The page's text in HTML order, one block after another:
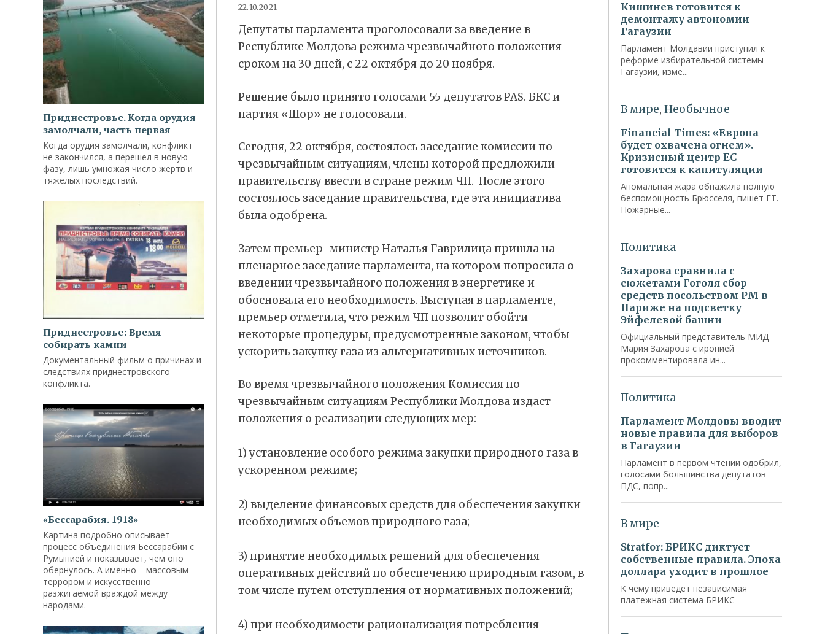
Приднестровье. Когда орудия
замолчали, часть первая
Когда орудия замолчали, конфликт
не закончился, а перешел в новую
фазу, лишь умножая число жертв и
тяжелых последствий.
Приднестровье: Время
собирать камни
Документальный фильм о причинах и
следствиях приднестровского
конфликта.
«Бессарабия. 1918»
Картина подробно описывает
процесс объединения Бессарабии с
Румынией и показывает, чем оно
обернулось. А именно – массовым
террором и искусственно
разжигаемой враждой между
народами.
22.10.2021
Депутаты парламента проголосовали за введение в
Республике Молдова режима чрезвычайного положения
сроком на 30 дней, с 22 октября до 20 ноября.
Решение было принято голосами 55 депутатов PAS. БКС и
партия «Шор» не голосовали.
Сегодня, 22 октября, состоялось заседание комиссии по
чрезвычайным ситуациям, члены которой предложили
правительству ввести в стране режим ЧП. После этого
состоялось заседание правительства, где эта инициатива
была одобрена.
Затем премьер-министр Наталья Гаврилица пришла на
пленарное заседание парламента, на котором попросила о
введении чрезвычайного положения в энергетике и
обосновала его необходимость. Выступая в парламенте,
премьер отметила, что режим ЧП позволит обойти
некоторые процедуры, предусмотренные законом, чтобы
ускорить закупку газа из альтернативных источников.
Во время чрезвычайного положения Комиссия по
чрезвычайным ситуациям Республики Молдова издаст
положения о реализации следующих мер:
1) установление особого режима закупки природного газа в
ускоренном режиме;
2) выделение финансовых средств для обеспечения закупки
необходимых объемов природного газа;
3) принятие необходимых решений для обеспечения
оперативных действий по обеспечению природным газом, в
том числе путем отступления от нормативных положений;
4) при необходимости рационализация потребления